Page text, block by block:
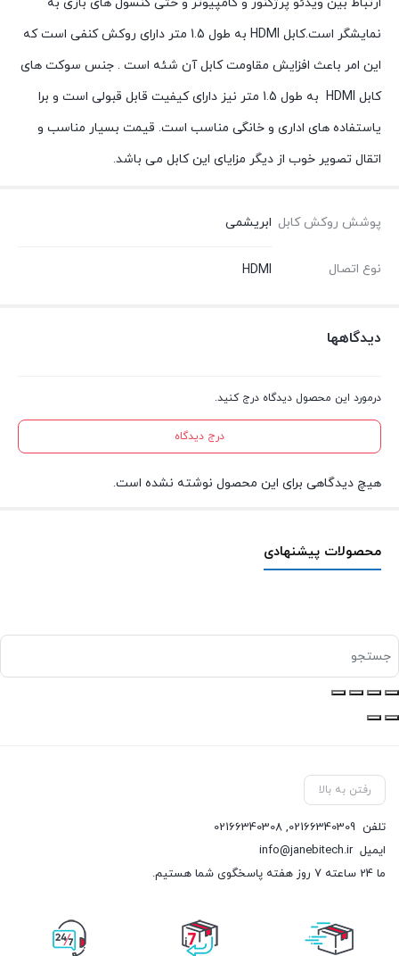
نمایشگر است.کابل HDMI به طول 1.5 متر دارای روکش کنفی است که
این امر باعث افزایش مقاومت کابل آن شئه است . جنس سوکت های
کابل HDMI به طول 1.5 متر نیز دارای کیفیت قابل قبولی است و برا
یاستفاده های اداری و خانگی مناسب است. قیمت بسیار مناسب و
اتقال تصویر خوب از دیگر مزایای این کابل می باشد.
پوشش روکش کابل ابریشمی
نوع اتصال HDMI
دیدگاهها
درمورد این محصول دیدگاه درج کنید.
درج دیدگاه
هیچ دیدگاهی برای این محصول نوشته نشده است.
محصولات پیشنهادی
رفتن به بالا
تلفن 02166340309
,
02166340308
ایمیلinfo@janebitech.ir
ما 24 ساعته 7 روز هفته پاسخگوی شما هستیم.